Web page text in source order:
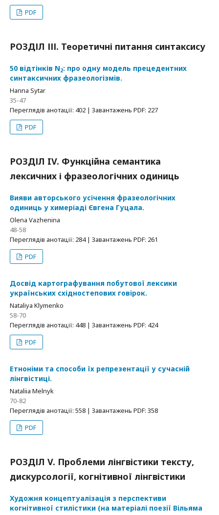
PDF
РОЗДІЛ ІІІ. Теоретичні питання синтаксису
50 відтінків N2: про одну модель прецедентних
синтаксичних фразеологізмів.
Hanna Sytar
35-47
Переглядів анотації: 402 | Завантажень PDF: 227
PDF
РОЗДІЛ IV. Функційна семантика
лексичних і фразеологічних одиниць
Вияви авторського усічення фразеологічних
одиниць у химеріаді Євгена Гуцала.
Olena Vazhenina
48-58
Переглядів анотації: 284 | Завантажень PDF: 261
PDF
Досвід картографування побутової лексики
українських східностепових говірок.
Nataliya Klymenko
58-70
Переглядів анотації: 448 | Завантажень PDF: 424
PDF
Етноніми та способи їх репрезентації у сучасній
лінгвістиці.
Nataliia Melnyk
70-82
Переглядів анотації: 558 | Завантажень PDF: 358
PDF
РОЗДІЛ V. Проблеми лінгвістики тексту,
дискурсології, когнітивної лінгвістики
Художня концептуалізація з перспективи
когнітивної стилістики (на матеріалі поезії Вільяма